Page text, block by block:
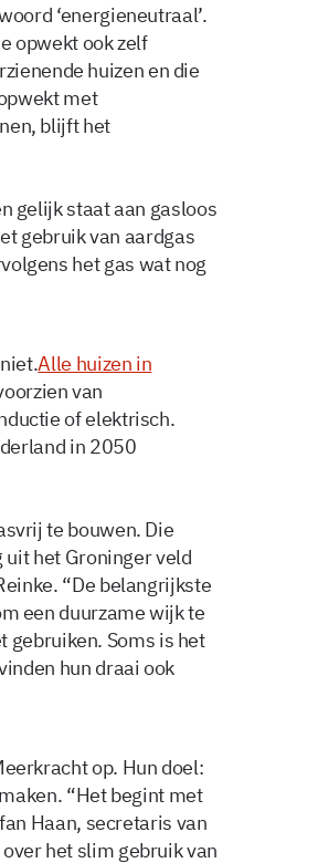
‘energieneutraal’.
opwekt ook zelf
huizen en die
met
blijft het
gelijk staat aan gasloos
gebruik van aardgas
het gas wat nog
Alle huizen in
van
of elektrisch.
in 2050
te bouwen. Die
uit het Groninger veld
“De belangrijkste
een duurzame wijk te
gebruiken. Soms is het
hun draai ook
op. Hun doel:
“Het begint met
Haan, secretaris van
het slim gebruik van